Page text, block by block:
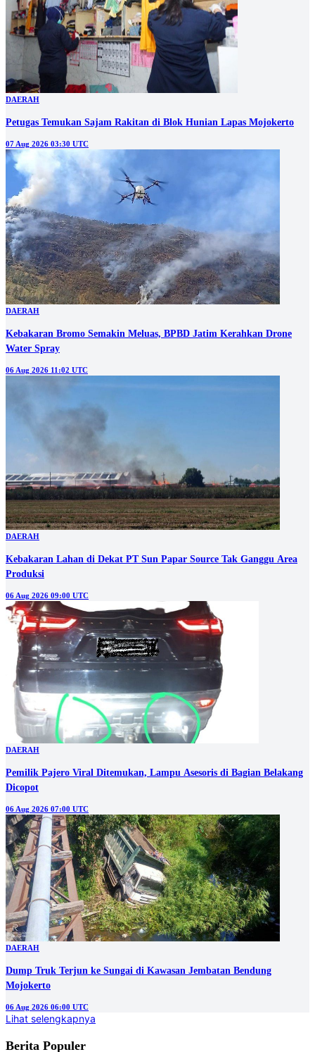
DAERAH
Petugas Temukan Sajam Rakitan di Blok Hunian Lapas Mojokerto
07 Aug 2026 03:30 UTC
DAERAH
Kebakaran Bromo Semakin Meluas, BPBD Jatim Kerahkan Drone
Water Spray
06 Aug 2026 11:02 UTC
DAERAH
Kebakaran Lahan di Dekat PT Sun Papar Source Tak Ganggu Area
Produksi
06 Aug 2026 09:00 UTC
DAERAH
Pemilik Pajero Viral Ditemukan, Lampu Asesoris di Bagian Belakang
Dicopot
06 Aug 2026 07:00 UTC
DAERAH
Dump Truk Terjun ke Sungai di Kawasan Jembatan Bendung
Mojokerto
06 Aug 2026 06:00 UTC
Lihat selengkapnya
Berita Populer